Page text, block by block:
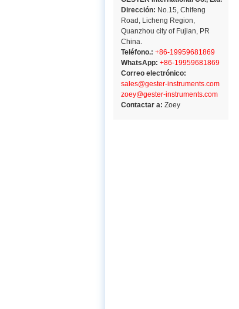
Dirección: No.15, Chifeng
Road, Licheng Region,
Quanzhou city of Fujian, PR
China.
Teléfono.: +86-19959681869
WhatsApp: +86-19959681869
Correo electrónico:
sales@gester-instruments.com
zoey@gester-instruments.com
Contactar a: Zoey